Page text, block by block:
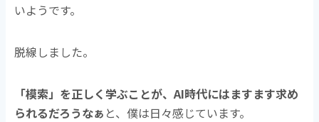
いようです。
脱線しました。
「模索」を正しく学ぶことが、AI時代にはますます求め
られるだろうなぁ と、僕は日々感じています。